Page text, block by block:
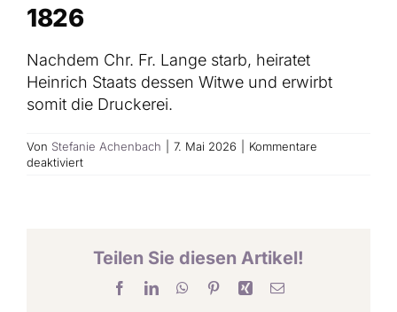
PREMIUM VEREDELUNGEN
KONTAKT
1826
Nachdem Chr. Fr. Lange starb, heiratet
Heinrich Staats dessen Witwe und erwirbt
somit die Druckerei.
Von Stefanie Achenbach 7. Mai 2026
Kommentare
deaktiviertfür
Teilen Sie diesen Artikel!
FacebookLinkedInWhatsApp
PinterestXing E-